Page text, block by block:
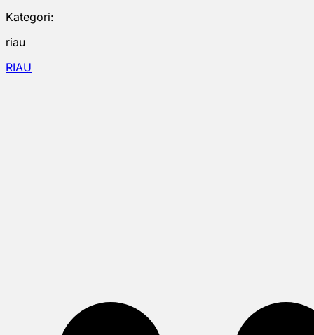
Kategori:
riau
RIAU